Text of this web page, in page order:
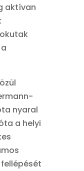
aktívan
nyaral
a helyi